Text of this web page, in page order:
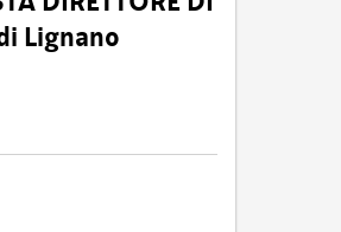
Lignano